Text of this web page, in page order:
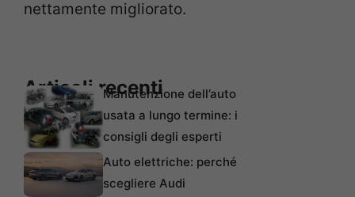
nettamente migliorato.
Articoli recentiManutenzione dell’auto
usata a lungo termine: i
consigli degli esperti
Auto elettriche: perché
scegliere Audi